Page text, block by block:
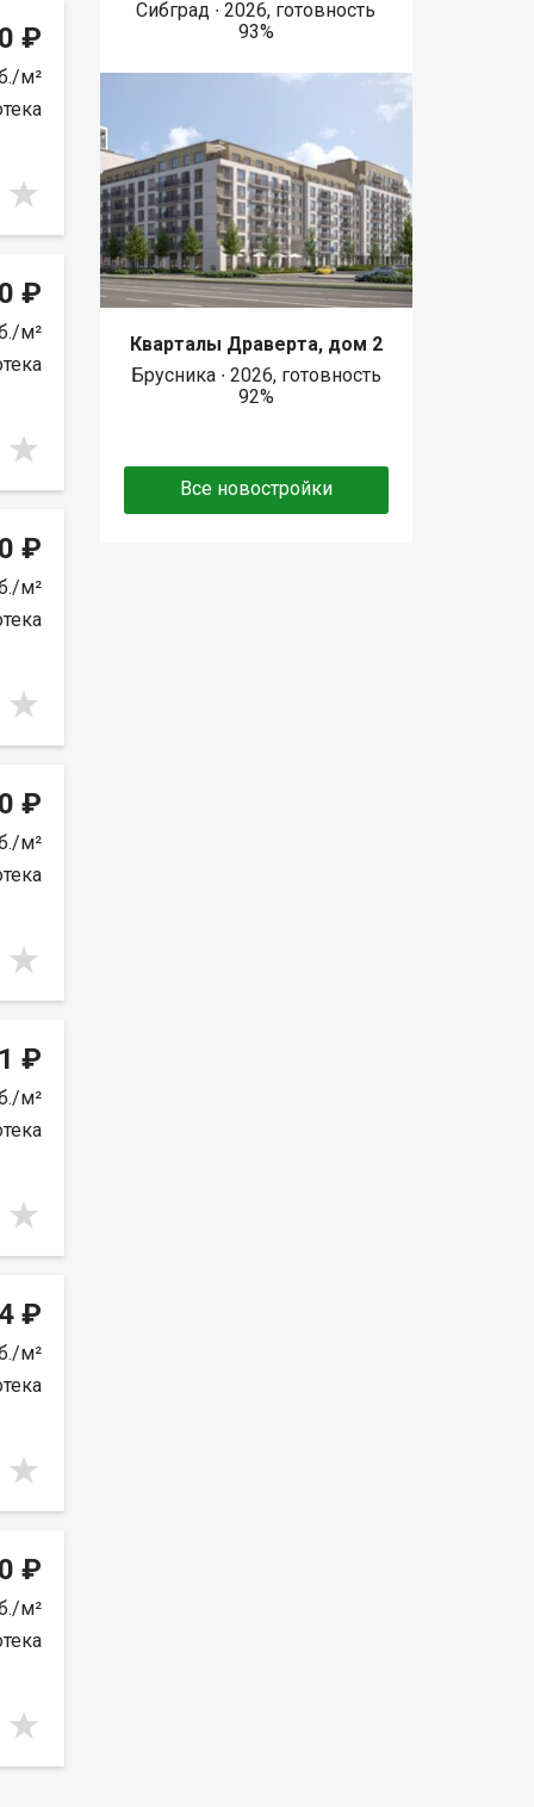
₽
м²
₽
м²
₽
м²
₽
м²
₽
м²
₽
м²
₽
м²
Сибград ∙ 2026, готовность
93%
Кварталы Драверта, дом 2
Брусника ∙ 2026, готовность
92%
Все новостройки